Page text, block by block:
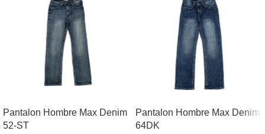
Pantalon Hombre Max Denim
52-ST
Pantalon Hombre Max Denim
64DK